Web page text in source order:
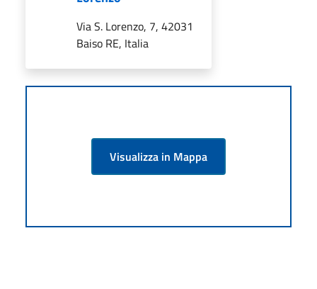
Via S. Lorenzo, 7, 42031
Baiso RE, Italia
Visualizza in Mappa